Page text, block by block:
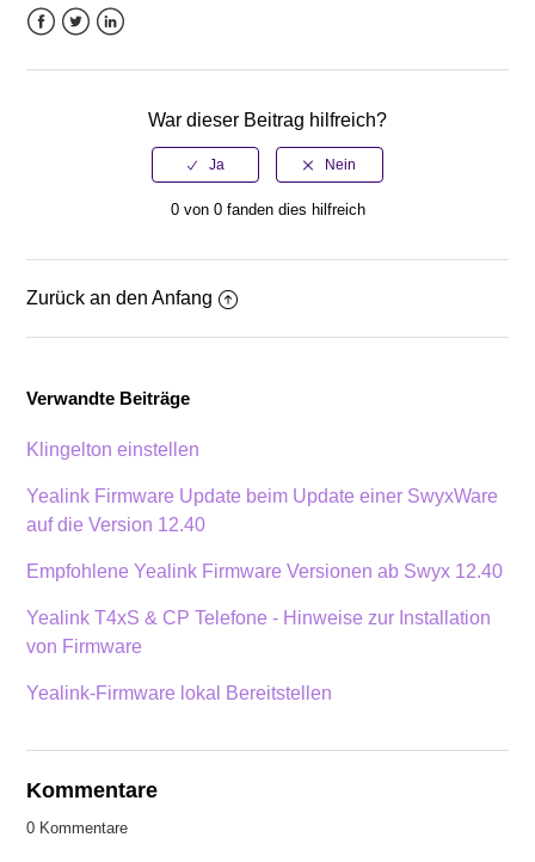
War dieser Beitrag hilfreich?
0 von 0 fanden dies hilfreich
Zurück an den Anfang
Verwandte Beiträge
Klingelton einstellen
Yealink Firmware Update beim Update einer SwyxWare
auf die Version 12.40
Empfohlene Yealink Firmware Versionen ab Swyx 12.40
Yealink T4xS & CP Telefone - Hinweise zur Installation
von Firmware
Yealink-Firmware lokal Bereitstellen
Kommentare
0 Kommentare